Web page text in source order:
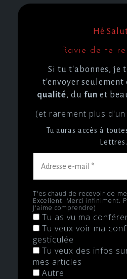
Hé
Ravie de te
Si tu t'abonnes, je
t'envoyer seulement
qualité, du fun et
(et rarement plus d'un
Tu auras accès à
Lettres.
Adresse
mail
T'es chaud de recevoir de
Excellent. Merci infiniment. Pourquoi ? (Voui.
J'aime comprendre)
Tu as vu ma
Tu veux voir ma
gesticulée
Tu veux des infos
mes articles
Autre